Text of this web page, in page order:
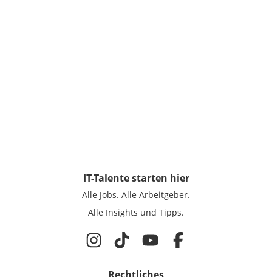
IT-Talentestarten hier
Alle Jobs. Alle Arbeitgeber.
Alle Insights und Tipps.